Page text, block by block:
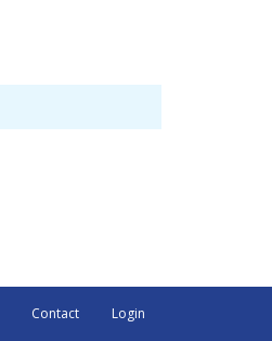
Contact Login